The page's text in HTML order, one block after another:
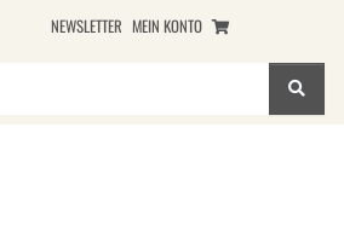
NEWSLETTER MEIN KONTO